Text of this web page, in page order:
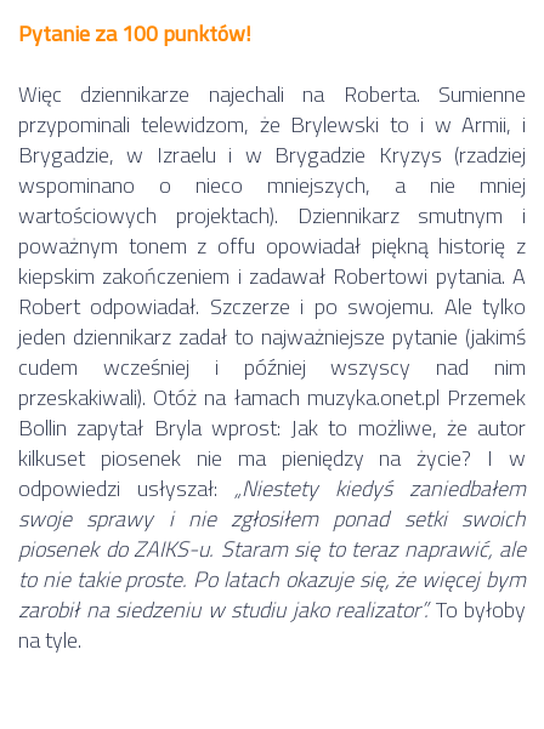
Pytanie za 100 punktów!
Więc dziennikarze najechali na Roberta. Sumienne
przypominali telewidzom, że Brylewski to i w Armii, i
Brygadzie, w Izraelu i w Brygadzie Kryzys (rzadziej
wspominano o nieco mniejszych, a nie mniej
wartościowych projektach). Dziennikarz smutnym i
poważnym tonem z offu opowiadał piękną historię z
kiepskim zakończeniem i zadawał Robertowi pytania. A
Robert odpowiadał. Szczerze i po swojemu. Ale tylko
jeden dziennikarz zadał to najważniejsze pytanie (jakimś
cudem wcześniej i później wszyscy nad nim
przeskakiwali). Otóż na łamach muzyka.onet.pl Przemek
Bollin zapytał Bryla wprost: Jak to możliwe, że autor
kilkuset piosenek nie ma pieniędzy na życie? I w
odpowiedzi usłyszał: „Niestety kiedyś zaniedbałem
swoje sprawy i nie zgłosiłem ponad setki swoich
piosenek do ZAIKS-u. Staram się to teraz naprawić, ale
to nie takie proste. Po latach okazuje się, że więcej bym
zarobił na siedzeniu w studiu jako realizator”.To byłoby
na tyle.